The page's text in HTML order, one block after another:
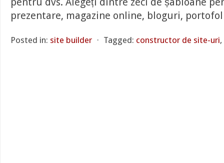
prezentare, magazine online, bloguri,
Posted in: site builder ⋅ Tagged: constructor de site-uri,